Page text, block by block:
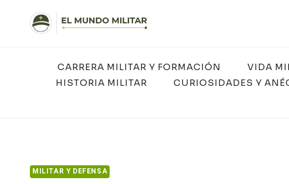
contenido
CARRERA MILITAR Y FORMACIÓN VIDA
HISTORIA MILITAR
CURIOSIDADES Y
MILITAR Y DEFENSA